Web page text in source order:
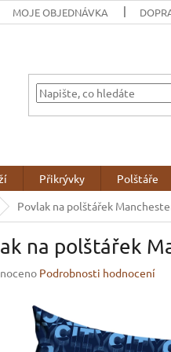
MOJE OBJEDNÁVKA
Přikrývky Polštáře
Povlak na polštářek
na polštářek
Podrobnosti hodnocení